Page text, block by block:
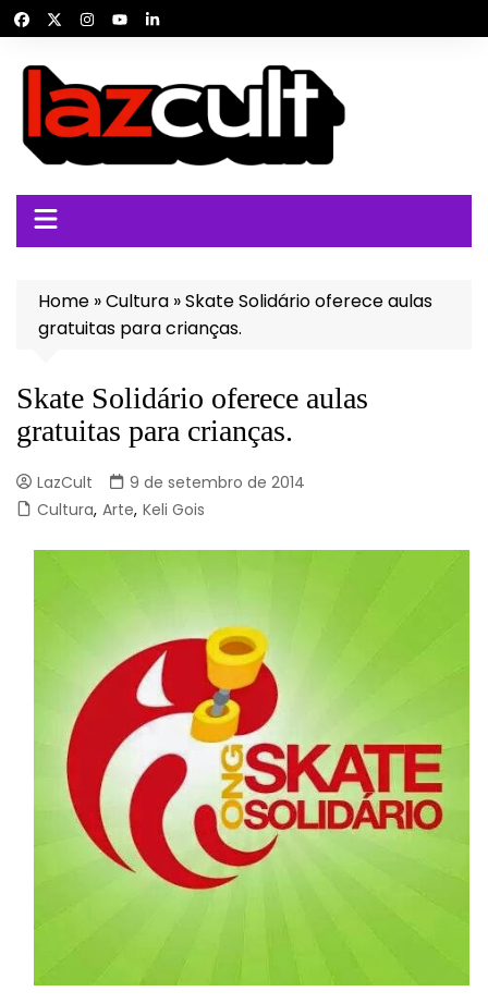
para
conteúdo
Home »Cultura »Skate Solidário oferece aulas
gratuitas para crianças.
Skate Solidário oferece aulas
gratuitas para crianças.
LazCult
9 de setembro de 2014
Cultura, Arte, Keli Gois